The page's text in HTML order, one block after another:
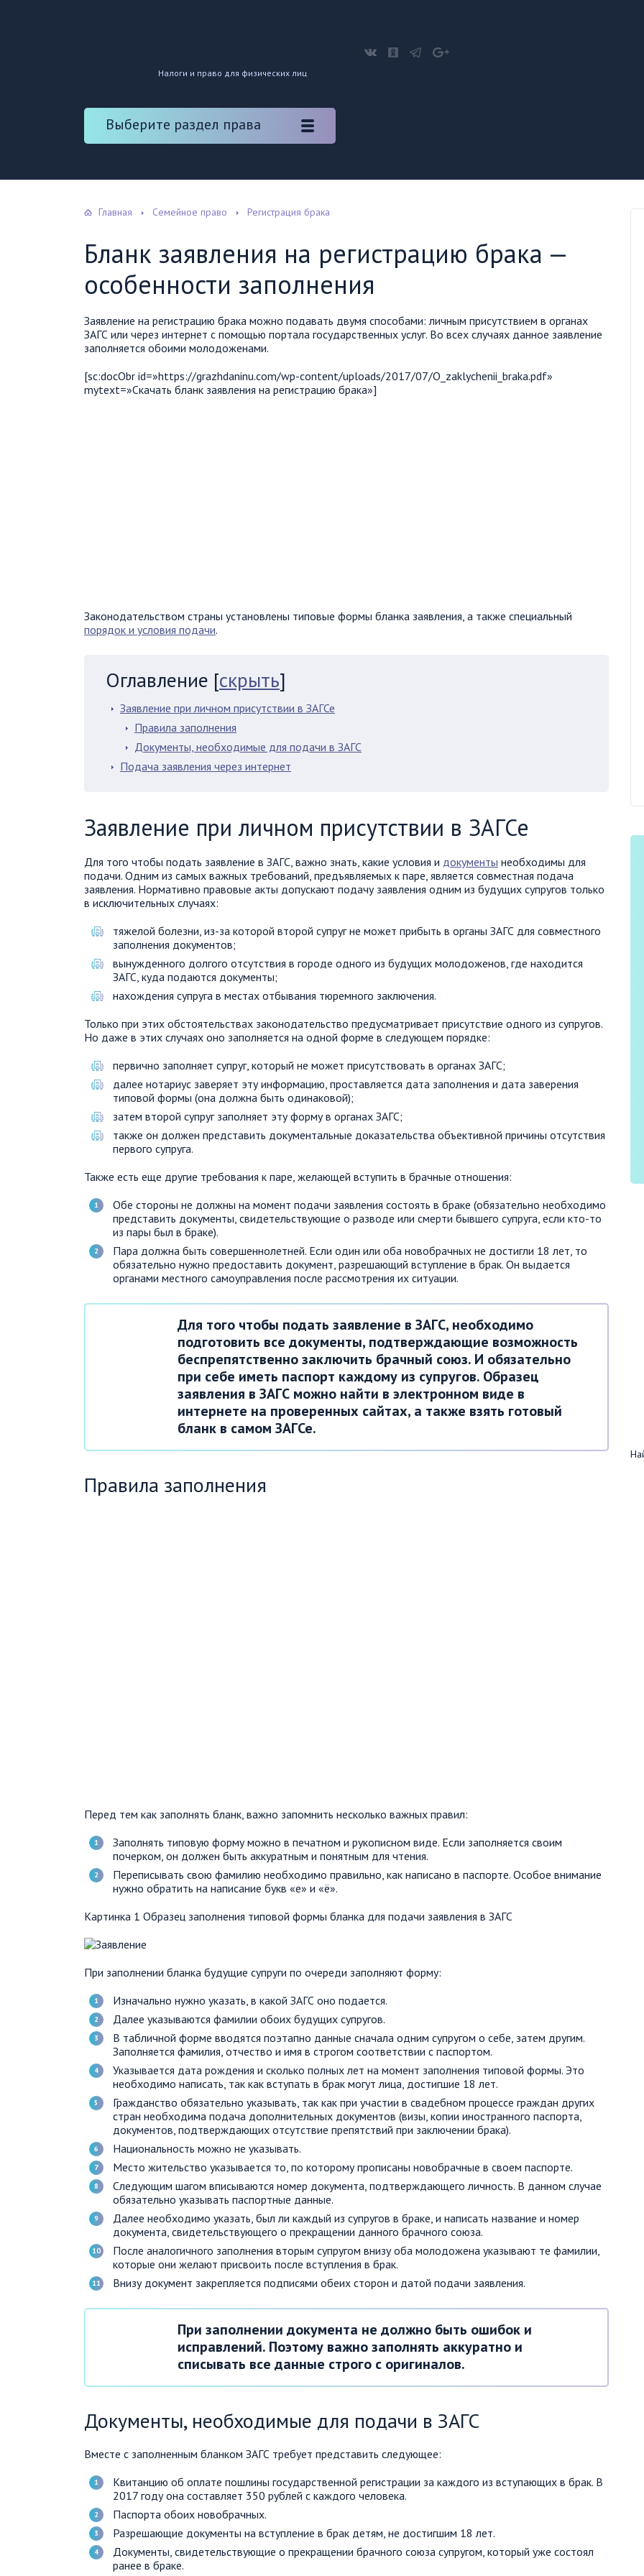
Налоги и право для физических лиц
Выберите раздел права
Главная Семейное право Регистрация брака
Бланк заявления на регистрацию брака —
особенности заполнения
Заявление на регистрацию брака можно подавать двумя способами: личным присутствием в органах
ЗАГС или через интернет с помощью портала государственных услуг. Во всех случаях данное заявление
заполняется обоими молодоженами.
[sc:docObr id=»https://grazhdaninu.com/wp-content/uploads/2017/07/O_zaklychenii_braka.pdf»
mytext=»Скачать бланк заявления на регистрацию брака»]
Законодательством страны установлены типовые формы бланка заявления, а также специальный
порядок и условия подачи.
Оглавление [скрыть]
Заявление при личном присутствии в ЗАГСе
Правила заполнения
Документы, необходимые для подачи в ЗАГС
Подача заявления через интернет
Заявление при личном присутствии в ЗАГСе
Для того чтобы подать заявление в ЗАГС, важно знать, какие условия и документы необходимы для
подачи. Одним из самых важных требований, предъявляемых к паре, является совместная подача
заявления. Нормативно правовые акты допускают подачу заявления одним из будущих супругов только
в исключительных случаях:
тяжелой болезни, из-за которой второй супруг не может прибыть в органы ЗАГС для совместного
заполнения документов;
вынужденного долгого отсутствия в городе одного из будущих молодоженов, где находится
ЗАГС, куда подаются документы;
нахождения супруга в местах отбывания тюремного заключения.
Только при этих обстоятельствах законодательство предусматривает присутствие одного из супругов.
Но даже в этих случаях оно заполняется на одной форме в следующем порядке:
первично заполняет супруг, который не может присутствовать в органах ЗАГС;
далее нотариус заверяет эту информацию, проставляется дата заполнения и дата заверения
типовой формы (она должна быть одинаковой);
затем второй супруг заполняет эту форму в органах ЗАГС;
также он должен представить документальные доказательства объективной причины отсутствия
первого супруга.
Также есть еще другие требования к паре, желающей вступить в брачные отношения:
Обе стороны не должны на момент подачи заявления состоять в браке (обязательно необходимо
представить документы, свидетельствующие о разводе или смерти бывшего супруга, если кто-то
из пары был в браке).
Пара должна быть совершеннолетней. Если один или оба новобрачных не достигли 18 лет, то
обязательно нужно предоставить документ, разрешающий вступление в брак. Он выдается
органами местного самоуправления после рассмотрения их ситуации.
Для того чтобы подать заявление в ЗАГС, необходимо
подготовить все документы, подтверждающие возможность
беспрепятственно заключить брачный союз. И обязательно
при себе иметь паспорт каждому из супругов. Образец
заявления в ЗАГС можно найти в электронном виде в
интернете на проверенных сайтах, а также взять готовый
бланк в самом ЗАГСе.
Правила заполнения
Перед тем как заполнять бланк, важно запомнить несколько важных правил:
Заполнять типовую форму можно в печатном и рукописном виде. Если заполняется своим
почерком, он должен быть аккуратным и понятным для чтения.
Переписывать свою фамилию необходимо правильно, как написано в паспорте. Особое внимание
нужно обратить на написание букв «е» и «ё».
Картинка 1 Образец заполнения типовой формы бланка для подачи заявления в ЗАГС
При заполнении бланка будущие супруги по очереди заполняют форму:
Изначально нужно указать, в какой ЗАГС оно подается.
Далее указываются фамилии обоих будущих супругов.
В табличной форме вводятся поэтапно данные сначала одним супругом о себе, затем другим.
Заполняется фамилия, отчество и имя в строгом соответствии с паспортом.
Указывается дата рождения и сколько полных лет на момент заполнения типовой формы. Это
необходимо написать, так как вступать в брак могут лица, достигшие 18 лет.
Гражданство обязательно указывать, так как при участии в свадебном процессе граждан других
стран необходима подача дополнительных документов (визы, копии иностранного паспорта,
документов, подтверждающих отсутствие препятствий при заключении брака).
Национальность можно не указывать.
Место жительство указывается то, по которому прописаны новобрачные в своем паспорте.
Следующим шагом вписываются номер документа, подтверждающего личность. В данном случае
обязательно указывать паспортные данные.
Далее необходимо указать, был ли каждый из супругов в браке, и написать название и номер
документа, свидетельствующего о прекращении данного брачного союза.
После аналогичного заполнения вторым супругом внизу оба молодожена указывают те фамилии,
которые они желают присвоить после вступления в брак.
Внизу документ закрепляется подписями обеих сторон и датой подачи заявления.
При заполнении документа не должно быть ошибок и
исправлений. Поэтому важно заполнять аккуратно и
списывать все данные строго с оригиналов.
Документы, необходимые для подачи в ЗАГС
Вместе с заполненным бланком ЗАГС требует представить следующее:
Квитанцию об оплате пошлины государственной регистрации за каждого из вступающих в брак. В
2017 году она составляет 350 рублей с каждого человека.
Паспорта обоих новобрачных.
Разрешающие документы на вступление в брак детям, не достигшим 18 лет.
Документы, свидетельствующие о прекращении брачного союза супругом, который уже состоял
ранее в браке.